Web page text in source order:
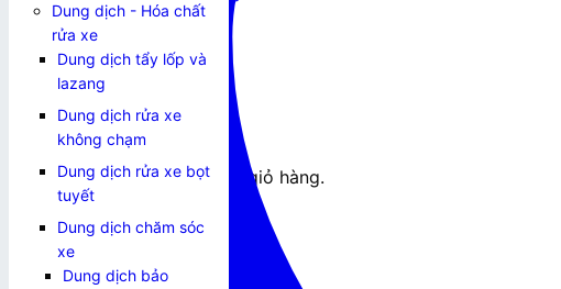
Giỏ hàng
Chưa có sản phẩm trong giỏ hàng.
Quay trở lại cửa hàng
Dung dịch - Hóa chất
rửa xe
Dung dịch tẩy lốp và
lazang
Dung dịch rửa xe
không chạm
Dung dịch rửa xe bọt
tuyết
Dung dịch chăm sóc
xe
Dung dịch bảo